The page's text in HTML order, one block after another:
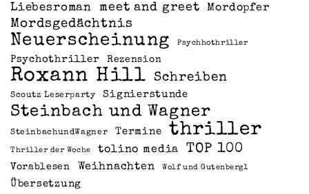
Liebesroman meet and greet Mordopfer
Mordsgedächtnis
Neuerscheinung Psychhothriller
Psychothriller Rezension
Roxann Hill Schreiben
Scoutz Leserparty Signierstunde
Steinbach und Wagner
SteinbachundWagner Termine thriller
Thriller der Woche tolino media TOP 100
Vorablesen Weihnachten Wolf und Gutenberg1
Übersetzung